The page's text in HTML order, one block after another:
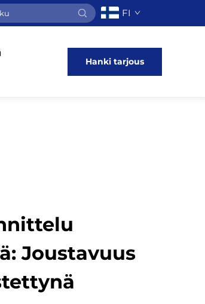
FI
Hanki tarjous
Joustavuus